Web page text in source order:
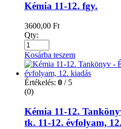
Kémia 11-12. fgy.
3600,00 Ft
Qty:
Kosárba teszem
Értékelés: 0 / 5
(0)
Kémia 11-12.
tk. 11-12. évfolyam,